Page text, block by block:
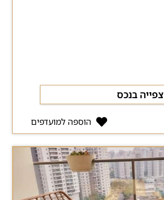
צפייה בנכס
הוספה למועדפים